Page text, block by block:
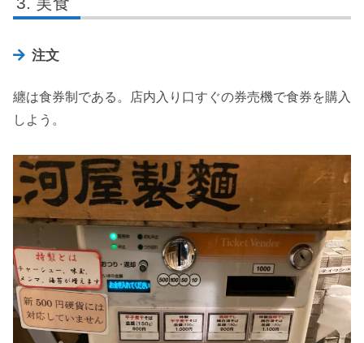
注文
纏は食券制である。店内入り口すぐの券売機で食券を購入
しよう。